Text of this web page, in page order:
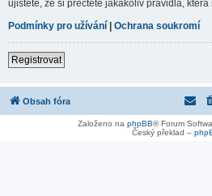
ujistěte, že si přečtete jakákoliv pravidla, která
Podmínky pro užívání | Ochrana soukromí
Registrovat
Obsah fóra
Založeno na phpBB® Forum
Český překlad –